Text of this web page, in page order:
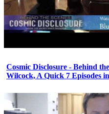
Cosmic Disclosure - Behind
Wilcock, A Quick 7 Episodes